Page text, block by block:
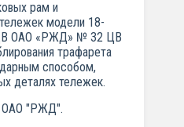
рам и
модели 18-
ОАО «РЖД» № 32 ЦВ
трафарета
способом,
деталях тележек.
ОАО "РЖД".